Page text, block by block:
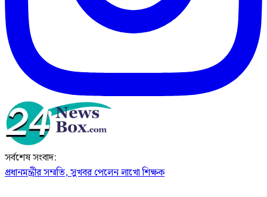
সর্বশেষ সংবাদ:
প্রধানমন্ত্রীর সম্মতি, সুখবর পেলেন লাখো শিক্ষক